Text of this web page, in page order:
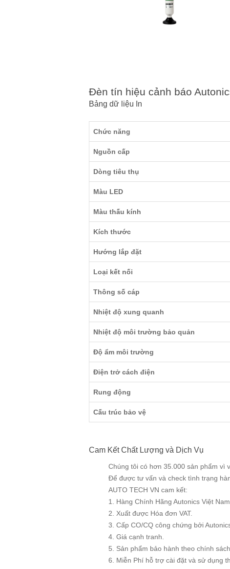
Đèn tín hiệu cảnh báo
Bảng dữ liệu In
Chức năng
Nguồn cấp
Dòng tiêu thụ
Màu LED
Màu thấu kính
Kích thước
Hướng lắp đặt
Loại kết nối
Thông số cáp
Nhiệt độ xung quanh
Nhiệt độ môi trường bảo quản
Độ ẩm môi trường
Điện trở cách điện
Rung động
Cấu trúc bảo vệ
Cam Kết Chất Lượng và Dịch Vụ
Chúng tôi có hơn 35.000 sản phẩm vì
Để được tư vấn và check tình trạng
AUTO TECH VN cam kết:
1. Hàng Chính Hãng Autonics Việt Nam.
2. Xuất được Hóa đơn VAT.
3. Cấp CO/CQ công chứng bởi
4. Giá cạnh tranh.
5. Sản phẩm bảo hành theo chính
6. Miễn Phí hỗ trợ cài đặt và sử dụng